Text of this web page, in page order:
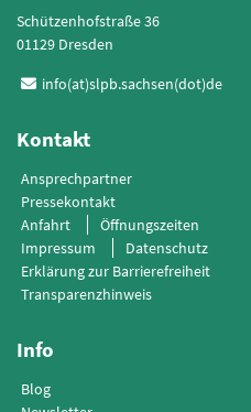
Schützenhofstraße 36
01129 Dresden
info(at)slpb.sachsen(dot)de
Kontakt
Ansprechpartner
Pressekontakt
Anfahrt
Öffnungszeiten
Impressum
Datenschutz
Erklärung zur Barrierefreiheit
Transparenzhinweis
Info
Blog